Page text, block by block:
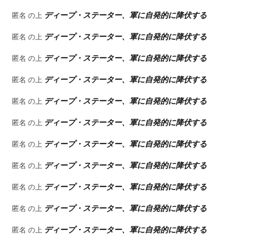
匿名 の上 ディープ・ステーター、軍に自発的に降伏する
匿名 の上 ディープ・ステーター、軍に自発的に降伏する
匿名 の上 ディープ・ステーター、軍に自発的に降伏する
匿名 の上 ディープ・ステーター、軍に自発的に降伏する
匿名 の上 ディープ・ステーター、軍に自発的に降伏する
匿名 の上 ディープ・ステーター、軍に自発的に降伏する
匿名 の上 ディープ・ステーター、軍に自発的に降伏する
匿名 の上 ディープ・ステーター、軍に自発的に降伏する
匿名 の上 ディープ・ステーター、軍に自発的に降伏する
匿名 の上 ディープ・ステーター、軍に自発的に降伏する
匿名 の上 ディープ・ステーター、軍に自発的に降伏する